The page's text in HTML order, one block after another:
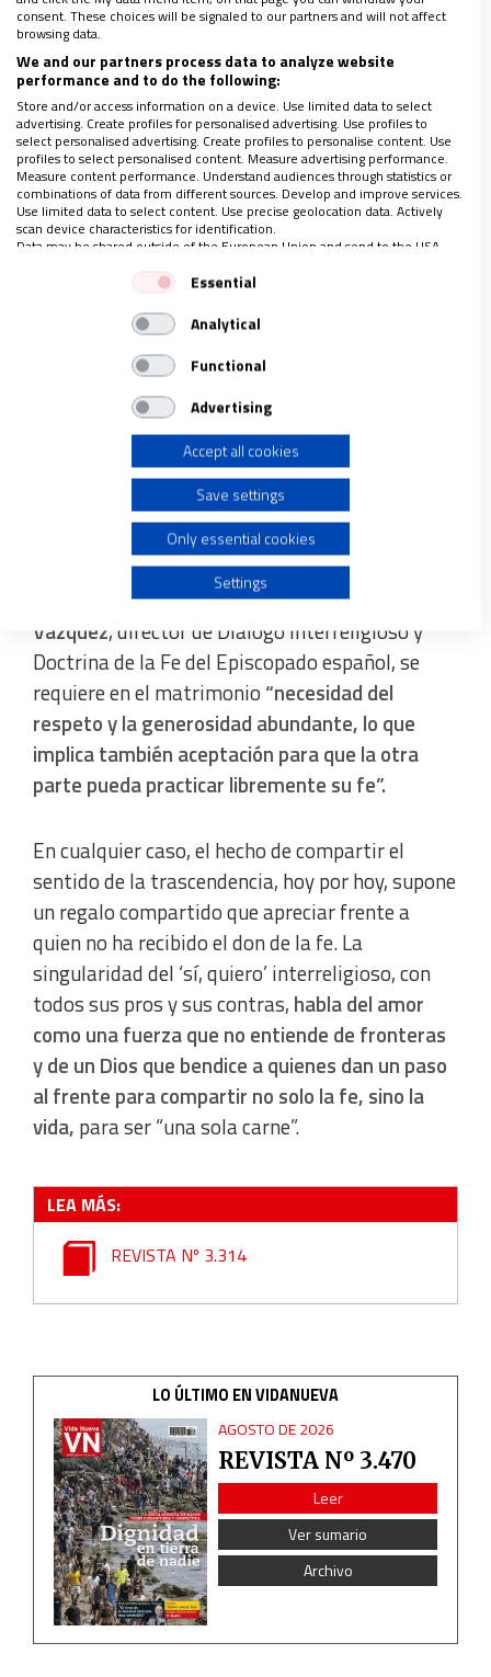
Es ahí donde el discernimiento,el
acompañamiento de las comunidades a las que
pertenecen y la vivencia del día a díapermitirán,
por ejemplo, abordar con sentido común el
acceso al sacramento de la eucaristía, en el caso
de que los cónyuges sean cristianos. Una tarea
que exige una formación complementaria por
parte de los sacerdotes, además de una actitud
de apertura.
“Una sola carne”
La encrucijada se complica, en el seno de estas
familias con diferentes credos, cuando se
abordan asuntos como la educación de los hijos.
Por ello, tal y como apunta a Vida Nueva
Vázquez, director de Diálogo Interreligioso y
Doctrina de la Fe del Episcopado español, se
requiere en el matrimonio “necesidad del
respeto y la generosidad abundante, lo que
implica también aceptación para que la otra
parte pueda practicar libremente su fe”.
En cualquier caso, el hecho de compartir el
sentido de la trascendencia, hoy por hoy, supone
un regalo compartido que apreciar frente a
quien no ha recibido el don de la fe. La
singularidad del ‘sí, quiero’ interreligioso, con
todos sus pros y sus contras, habla del amor
como una fuerza que no entiende de fronteras
y de un Dios que bendice a quienes dan un paso
al frente para compartir no solo la fe, sino la
vida, para ser “una sola carne”.
LEA MÁS:
REVISTA Nº 3.314
LO ÚLTIMO EN VIDANUEVA
AGOSTO DE 2026
REVISTA Nº 3.470
Leer
Ver sumario
Archivo
consent. These choices will be signaled to our partners and will not affect
browsing data.
We and our partners process data to analyze website
performance and to do the following:
Store and/or access information on a device. Use limited data to select
advertising. Create profiles for personalised advertising. Use profiles to
select personalised advertising. Create profiles to personalise content. Use
profiles to select personalised content. Measure advertising performance.
Measure content performance. Understand audiences through statistics or
combinations of data from different sources. Develop and improve services.
Use limited data to select content. Use precise geolocation data. Actively
scan device characteristics for identification.
Data may be shared outside of the European Union and send to the USA.
Your consent and the cookie policy applies solely to this website/app.
View Partner List (1 IAB Vendors)
We use your data for the following purposes:
IAB processing purposes:
Use limited data to select advertising
Create profiles for personalised advertising
Use profiles to select personalised advertising
Create profiles to personalise content
Use profiles to select personalised content
Measure advertising performance
Understand audiences through statistics or combinations
of data from different sources
Develop and improve services
Use limited data to select content
IAB Special Features:
Use precise geolocation data
Essential
Advertising
Essential
Analytical
Functional
Advertising
Accept all cookies
Save settings
Only essential cookies
Settings